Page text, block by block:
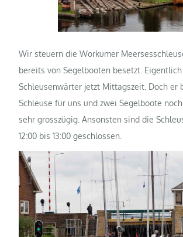
Wir steuern die Workumer
bereits von Segelbooten besetzt.
Schleusenwärter jetzt Mittagszeit. Doch er
Schleuse für uns und zwei Segelboote
sehr grosszügig. Ansonsten sind die
12:00 bis 13:00 geschlossen.